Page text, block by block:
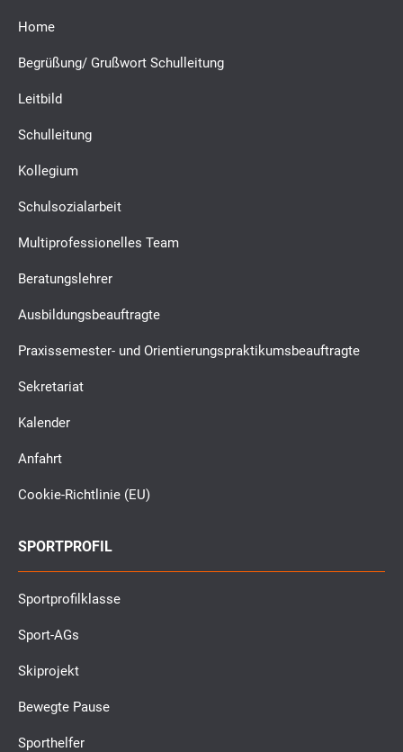
Home
Begrüßung/ Grußwort Schulleitung
Leitbild
Schulleitung
Kollegium
Schulsozialarbeit
Multiprofessionelles Team
Beratungslehrer
Ausbildungsbeauftragte
Praxissemester- und Orientierungspraktikumsbeauftragte
Sekretariat
Kalender
Anfahrt
Cookie-Richtlinie (EU)
SPORTPROFIL
Sportprofilklasse
Sport-AGs
Skiprojekt
Bewegte Pause
Sporthelfer